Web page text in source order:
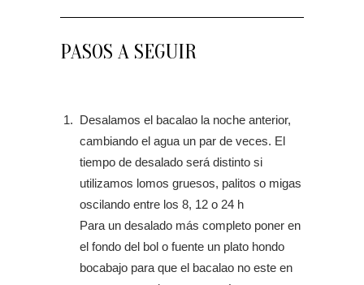
PASOS A SEGUIR
Desalamos el bacalao la noche anterior,
cambiando el agua un par de veces. El
tiempo de desalado será distinto si
utilizamos lomos gruesos, palitos o migas
oscilando entre los 8, 12 o 24 h
Para un desalado más completo poner en
el fondo del bol o fuente un plato hondo
bocabajo para que el bacalao no este en